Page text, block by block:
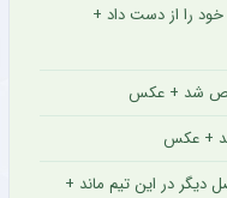
خود را از دست داد +
شد + عکس
+ عکس
در این تیم ماند +